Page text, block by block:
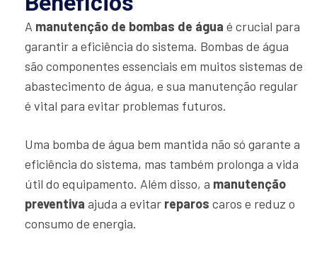
A manutenção de bombas de água é crucial para
garantir a eficiência do sistema. Bombas de água
são componentes essenciais em muitos sistemas de
abastecimento de água, e sua manutenção regular
é vital para evitar problemas futuros.
Uma bomba de água bem mantida não só garante a
eficiência do sistema, mas também prolonga a vida
útil do equipamento. Além disso, a manutenção
preventiva ajuda a evitar reparos caros e reduz o
consumo de energia.